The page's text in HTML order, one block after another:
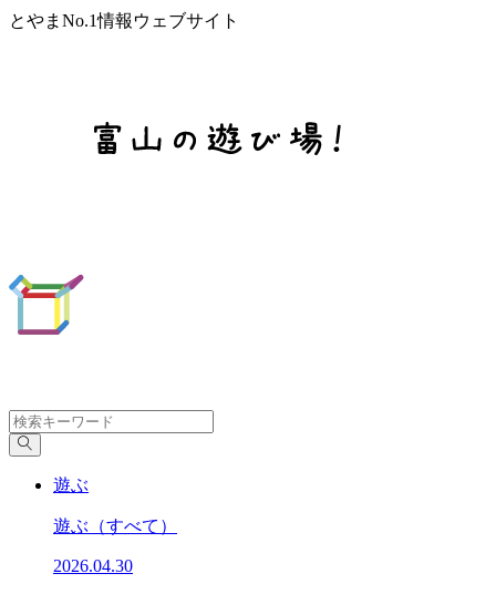
とやまNo.1情報ウェブサイト
遊ぶ
遊ぶ （すべて）
2026.04.30